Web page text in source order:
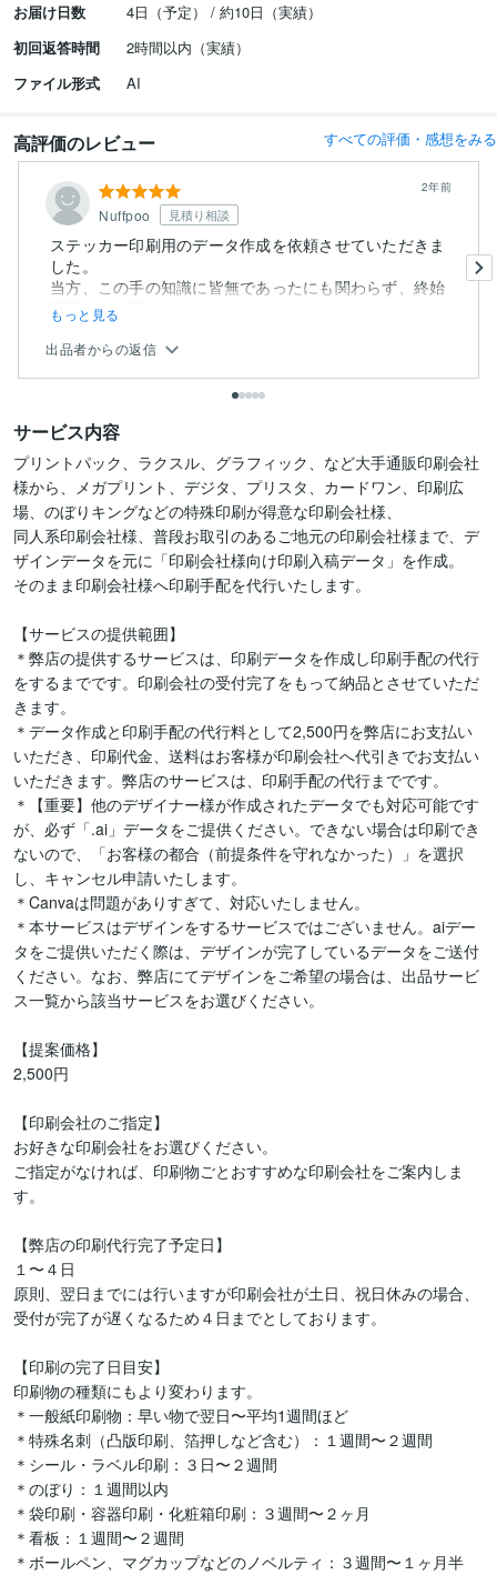
お届け日数
4日（予定） / 約10日（実績）
初回返答時間
2時間以内（実績）
ファイル形式
AI
高評価のレビュー すべての評価・感想をみる
Nuffpoo 見積り相談
2年前
ステッカー印刷用のデータ作成を依頼させていただきま
した。
当方、この手の知識に皆無であったにも関わらず、終始
丁寧にご説明...
もっと見る
出品者からの返信
サービス内容
プリントパック、ラクスル、グラフィック、など大手通販印刷会社
様から、メガプリント、デジタ、プリスタ、カードワン、印刷広
場、のぼりキングなどの特殊印刷が得意な印刷会社様、
同人系印刷会社様、普段お取引のあるご地元の印刷会社様まで、デ
ザインデータを元に「印刷会社様向け印刷入稿データ」を作成。
そのまま印刷会社様へ印刷手配を代行いたします。
【サービスの提供範囲】
＊弊店の提供するサービスは、印刷データを作成し印刷手配の代行
をするまでです。印刷会社の受付完了をもって納品とさせていただ
きます。
＊データ作成と印刷手配の代行料として2,500円を弊店にお支払い
いただき、印刷代金、送料はお客様が印刷会社へ代引きでお支払い
いただきます。弊店のサービスは、印刷手配の代行までです。
＊【重要】他のデザイナー様が作成されたデータでも対応可能です
が、必ず「.ai」データをご提供ください。できない場合は印刷でき
ないので、「お客様の都合（前提条件を守れなかった）」を選択
し、キャンセル申請いたします。
＊Canvaは問題がありすぎて、対応いたしません。
＊本サービスはデザインをするサービスではございません。aiデー
タをご提供いただく際は、デザインが完了しているデータをご送付
ください。なお、弊店にてデザインをご希望の場合は、出品サービ
ス一覧から該当サービスをお選びください。
【提案価格】
2,500円
【印刷会社のご指定】
お好きな印刷会社をお選びください。
ご指定がなければ、印刷物ごとおすすめな印刷会社をご案内しま
す。
【弊店の印刷代行完了予定日】
１〜４日
原則、翌日までには行いますが印刷会社が土日、祝日休みの場合、
受付が完了が遅くなるため４日までとしております。
【印刷の完了日目安】
印刷物の種類にもより変わります。
＊一般紙印刷物：早い物で翌日〜平均1週間ほど
＊特殊名刺（凸版印刷、箔押しなど含む）：１週間〜２週間
＊シール・ラベル印刷：３日〜２週間
＊のぼり：１週間以内
＊袋印刷・容器印刷・化粧箱印刷：３週間〜２ヶ月
＊看板：１週間〜２週間
＊ボールペン、マグカップなどのノベルティ：３週間〜１ヶ月半